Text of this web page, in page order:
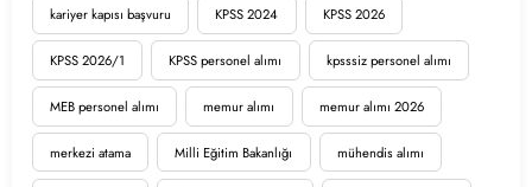
kariyer kapısı başvuru KPSS 2024 KPSS 2026
KPSS 2026/1 KPSS personel alımı kpsssiz personel alımı
MEB personel alımı memur alımı memur alımı 2026
merkezi atama Milli Eğitim Bakanlığı mühendis alımı